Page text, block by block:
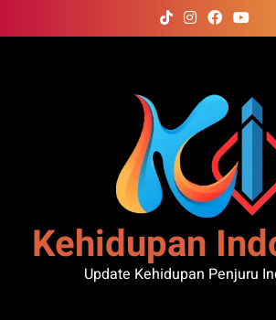
to
Kehidupan
Update Kehidupan Penjuru